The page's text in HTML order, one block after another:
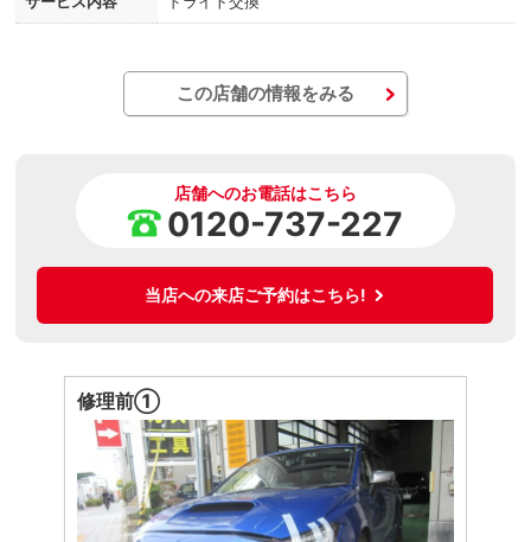
この店舗の情報をみる
店舗へのお電話はこちら
0120-737-227
当店への来店ご予約はこちら!
修理前①